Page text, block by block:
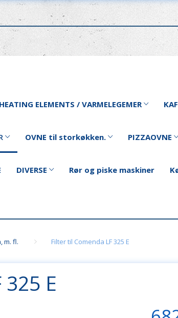
HEATING ELEMENTS / VARMELEGEMER
OVNE til storkøkken. PIZZAOVNE
DIVERSE Rør og piske maskiner
m. fl. Filter til Comenda LF 325 E
E